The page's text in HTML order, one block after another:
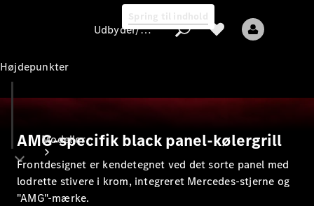
Modeller
Udbyder/databeskyttelse
Højdepunkter
AMG-specifik black panel-kølergrill
Frontdesignet er kendetegnet ved det sorte panel med
lodrette stivere i krom, integreret Mercedes-stjerne og
"AMG"-mærke.